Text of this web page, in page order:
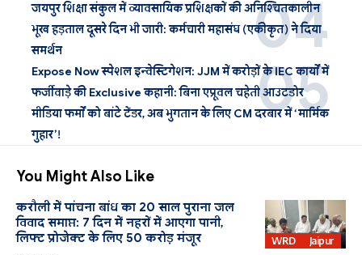
जयपुर शिक्षा संकुल में व्यावसायिक प्रशिक्षकों की अनिश्चितकालीन
भूख हड़ताल दूसरे दिन भी जारी: कर्मचारी महासंघ (एकीकृत) ने दिया
समर्थन
Expose Now स्पेशल इन्वेस्टिगेशन: JJM में करोड़ों के IEC कार्यों में
फर्जीवाड़े की Exclusive कहानी: बिना एप्रूवल चहेती आउटडोर
मीडिया फर्मों को बांटे टेंडर, अब भुगतान के लिए CM दरबार में ‘मार्मिक
गुहार’!
You Might Also Like
WRD Jaipur
करौली में पांचना बांध का 20 साल पुराना जल
विवाद समाप्त: 7 दिन में नहरों में आएगा पानी,
लिफ्ट प्रोजेक्ट के लिए 50 करोड़ मंजूर